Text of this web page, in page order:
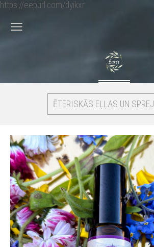
https://eepurl.com/dyikxr
ĒTERISKĀS EĻĻAS UN SPREJI